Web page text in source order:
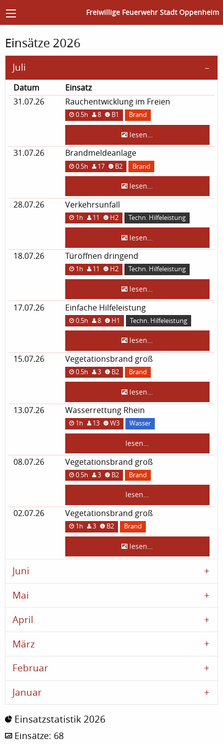
Freiwillige Feuerwehr Stadt Oppenheim
Einsätze 2026
Juli
Datum
Einsatz
31.07.26
Rauchentwicklung im Freien
0.5h 8 B1 Brand
lesen…
31.07.26 Brandmeldeanlage
0.5h 17 B2 Brand
lesen…
28.07.26 Verkehrsunfall
1h 11 H2 Techn. Hilfeleistung
lesen…
18.07.26 Türöffnen dringend
1h 11 H2 Techn. Hilfeleistung
lesen…
17.07.26 Einfache Hilfeleistung
0.5h 8 H1 Techn. Hilfeleistung
lesen…
15.07.26 Vegetationsbrand groß
0.5h 3 B2 Brand
lesen…
13.07.26 Wasserrettung Rhein
1h 13 W3 Wasser
lesen…
08.07.26 Vegetationsbrand groß
0.5h 3 B2 Brand
lesen…
02.07.26 Vegetationsbrand groß
1h 3 B2 Brand
lesen…
Juni
Mai
April
März
Februar
Januar
Einsatzstatistik 2026
Einsätze: 68